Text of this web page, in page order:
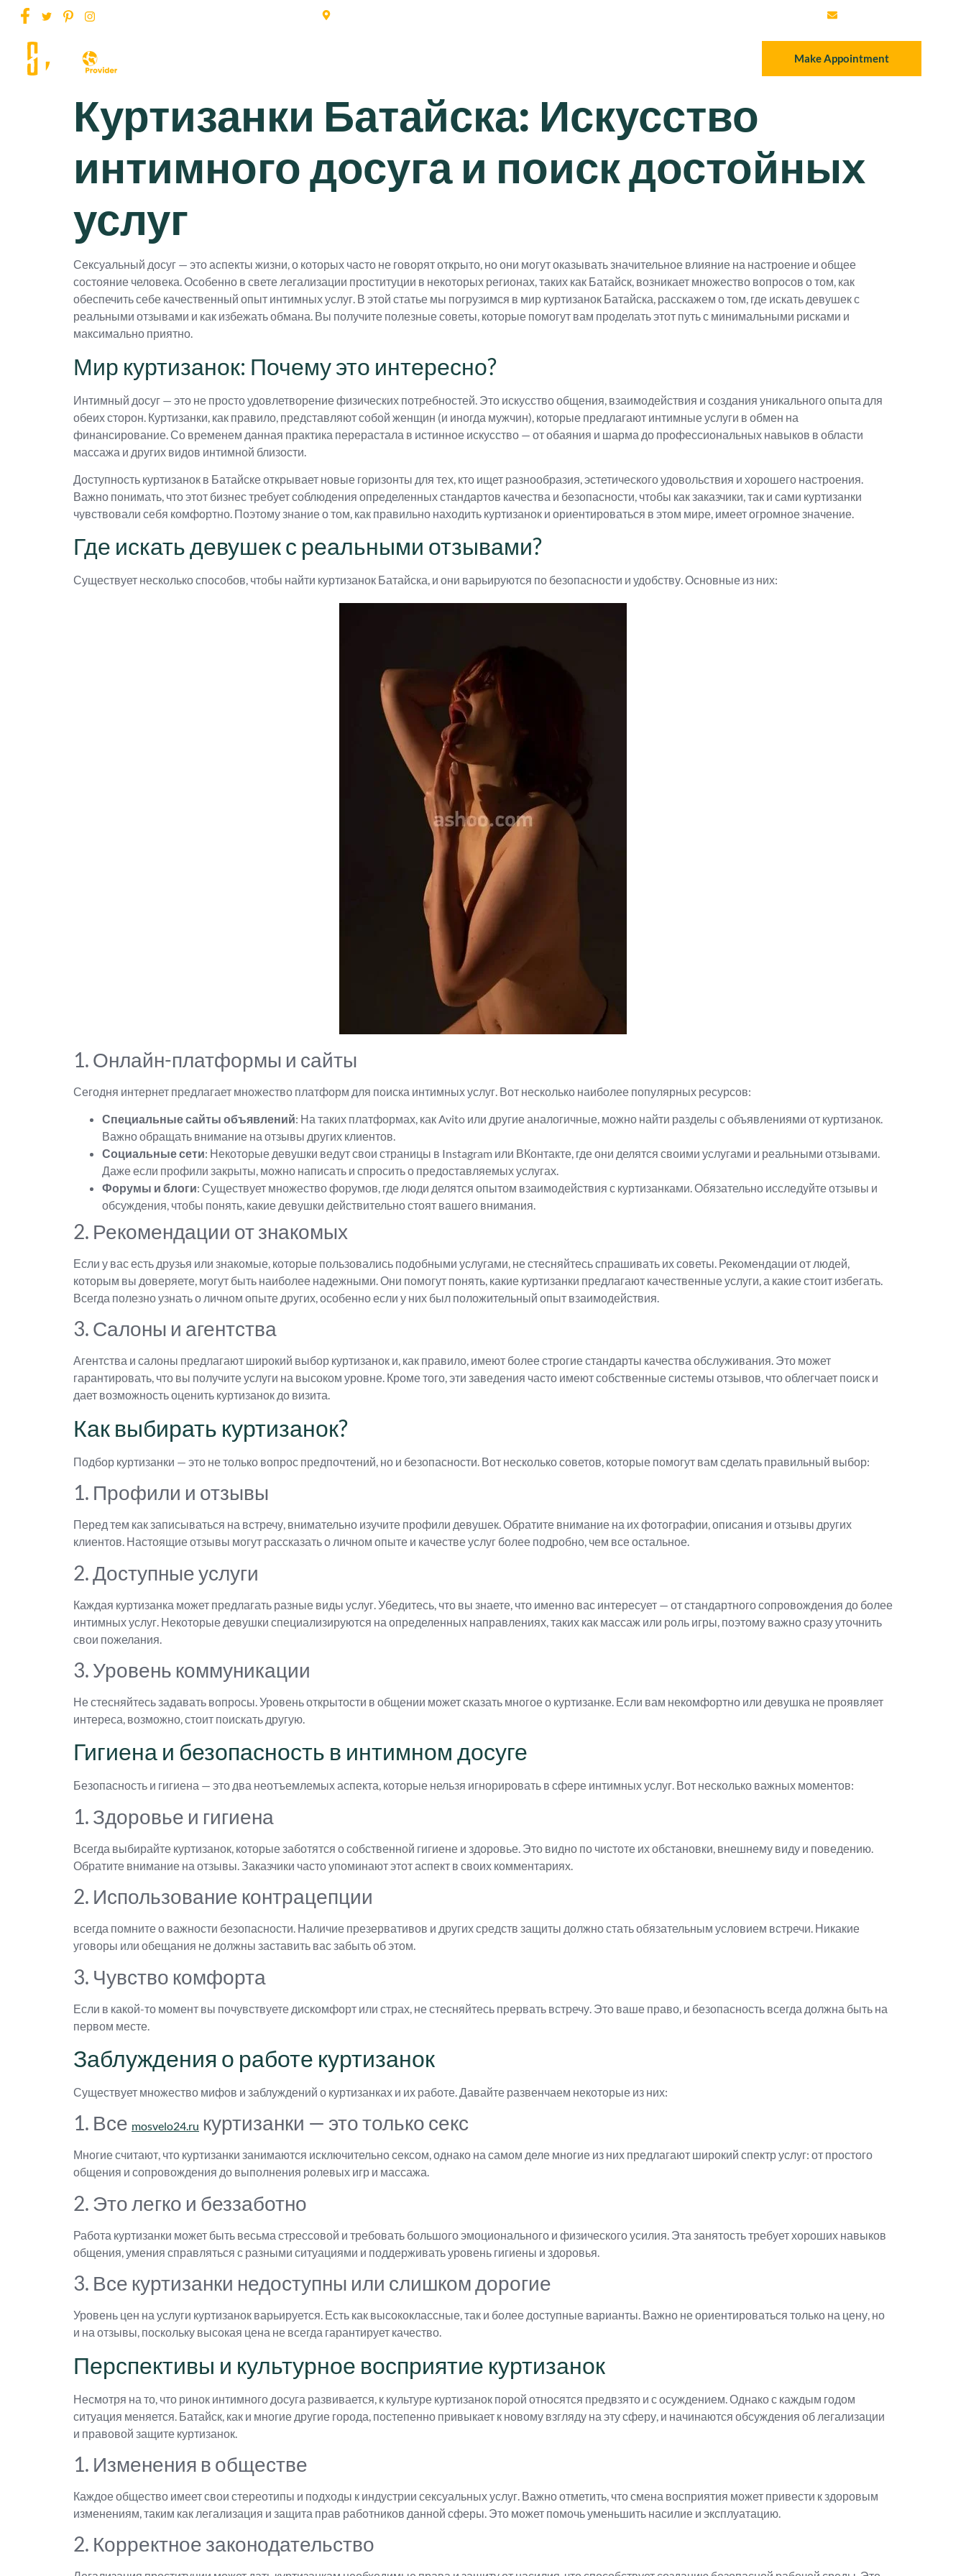
Make Appointment
Куртизанки Батайска: Искусство
интимного досуга и поиск достойных
услуг
Сексуальный досуг — это аспекты жизни, о которых часто не говорят открыто, но они могут оказывать значительное влияние на настроение и общее
состояние человека. Особенно в свете легализации проституции в некоторых регионах, таких как Батайск, возникает множество вопросов о том, как
обеспечить себе качественный опыт интимных услуг. В этой статье мы погрузимся в мир куртизанок Батайска, расскажем о том, где искать девушек с
реальными отзывами и как избежать обмана. Вы получите полезные советы, которые помогут вам проделать этот путь с минимальными рисками и
максимально приятно.
Мир куртизанок: Почему это интересно?
Интимный досуг — это не просто удовлетворение физических потребностей. Это искусство общения, взаимодействия и создания уникального опыта для
обеих сторон. Куртизанки, как правило, представляют собой женщин (и иногда мужчин), которые предлагают интимные услуги в обмен на
финансирование. Со временем данная практика перерастала в истинное искусство — от обаяния и шарма до профессиональных навыков в области
массажа и других видов интимной близости.
Доступность куртизанок в Батайске открывает новые горизонты для тех, кто ищет разнообразия, эстетического удовольствия и хорошего настроения.
Важно понимать, что этот бизнес требует соблюдения определенных стандартов качества и безопасности, чтобы как заказчики, так и сами куртизанки
чувствовали себя комфортно. Поэтому знание о том, как правильно находить куртизанок и ориентироваться в этом мире, имеет огромное значение.
Где искать девушек с реальными отзывами?
Существует несколько способов, чтобы найти куртизанок Батайска, и они варьируются по безопасности и удобству. Основные из них:
1. Онлайн-платформы и сайты
Сегодня интернет предлагает множество платформ для поиска интимных услуг. Вот несколько наиболее популярных ресурсов:
Специальные сайты объявлений: На таких платформах, как Avito или другие аналогичные, можно найти разделы с объявлениями от куртизанок.
Важно обращать внимание на отзывы других клиентов.
Социальные сети: Некоторые девушки ведут свои страницы в Instagram или ВКонтакте, где они делятся своими услугами и реальными отзывами.
Даже если профили закрыты, можно написать и спросить о предоставляемых услугах.
Форумы и блоги: Существует множество форумов, где люди делятся опытом взаимодействия с куртизанками. Обязательно исследуйте отзывы и
обсуждения, чтобы понять, какие девушки действительно стоят вашего внимания.
2. Рекомендации от знакомых
Если у вас есть друзья или знакомые, которые пользовались подобными услугами, не стесняйтесь спрашивать их советы. Рекомендации от людей,
которым вы доверяете, могут быть наиболее надежными. Они помогут понять, какие куртизанки предлагают качественные услуги, а какие стоит избегать.
Всегда полезно узнать о личном опыте других, особенно если у них был положительный опыт взаимодействия.
3. Салоны и агентства
Агентства и салоны предлагают широкий выбор куртизанок и, как правило, имеют более строгие стандарты качества обслуживания. Это может
гарантировать, что вы получите услуги на высоком уровне. Кроме того, эти заведения часто имеют собственные системы отзывов, что облегчает поиск и
дает возможность оценить куртизанок до визита.
Как выбирать куртизанок?
Подбор куртизанки — это не только вопрос предпочтений, но и безопасности. Вот несколько советов, которые помогут вам сделать правильный выбор:
1. Профили и отзывы
Перед тем как записываться на встречу, внимательно изучите профили девушек. Обратите внимание на их фотографии, описания и отзывы других
клиентов. Настоящие отзывы могут рассказать о личном опыте и качестве услуг более подробно, чем все остальное.
2. Доступные услуги
Каждая куртизанка может предлагать разные виды услуг. Убедитесь, что вы знаете, что именно вас интересует — от стандартного сопровождения до более
интимных услуг. Некоторые девушки специализируются на определенных направлениях, таких как массаж или роль игры, поэтому важно сразу уточнить
свои пожелания.
3. Уровень коммуникации
Не стесняйтесь задавать вопросы. Уровень открытости в общении может сказать многое о куртизанке. Если вам некомфортно или девушка не проявляет
интереса, возможно, стоит поискать другую.
Гигиена и безопасность в интимном досуге
Безопасность и гигиена — это два неотъемлемых аспекта, которые нельзя игнорировать в сфере интимных услуг. Вот несколько важных моментов:
1. Здоровье и гигиена
Всегда выбирайте куртизанок, которые заботятся о собственной гигиене и здоровье. Это видно по чистоте их обстановки, внешнему виду и поведению.
Обратите внимание на отзывы. Заказчики часто упоминают этот аспект в своих комментариях.
2. Использование контрацепции
всегда помните о важности безопасности. Наличие презервативов и других средств защиты должно стать обязательным условием встречи. Никакие
уговоры или обещания не должны заставить вас забыть об этом.
3. Чувство комфорта
Если в какой-то момент вы почувствуете дискомфорт или страх, не стесняйтесь прервать встречу. Это ваше право, и безопасность всегда должна быть на
первом месте.
Заблуждения о работе куртизанок
Существует множество мифов и заблуждений о куртизанках и их работе. Давайте развенчаем некоторые из них:
1. Все mosvelo24.ru куртизанки — это только секс
Многие считают, что куртизанки занимаются исключительно сексом, однако на самом деле многие из них предлагают широкий спектр услуг: от простого
общения и сопровождения до выполнения ролевых игр и массажа.
2. Это легко и беззаботно
Работа куртизанки может быть весьма стрессовой и требовать большого эмоционального и физического усилия. Эта занятость требует хороших навыков
общения, умения справляться с разными ситуациями и поддерживать уровень гигиены и здоровья.
3. Все куртизанки недоступны или слишком дорогие
Уровень цен на услуги куртизанок варьируется. Есть как высококлассные, так и более доступные варианты. Важно не ориентироваться только на цену, но
и на отзывы, поскольку высокая цена не всегда гарантирует качество.
Перспективы и культурное восприятие куртизанок
Несмотря на то, что ринок интимного досуга развивается, к культуре куртизанок порой относятся предвзято и с осуждением. Однако с каждым годом
ситуация меняется. Батайск, как и многие другие города, постепенно привыкает к новому взгляду на эту сферу, и начинаются обсуждения об легализации
и правовой защите куртизанок.
1. Изменения в обществе
Каждое общество имеет свои стереотипы и подходы к индустрии сексуальных услуг. Важно отметить, что смена восприятия может привести к здоровым
изменениям, таким как легализация и защита прав работников данной сферы. Это может помочь уменьшить насилие и эксплуатацию.
2. Корректное законодательство